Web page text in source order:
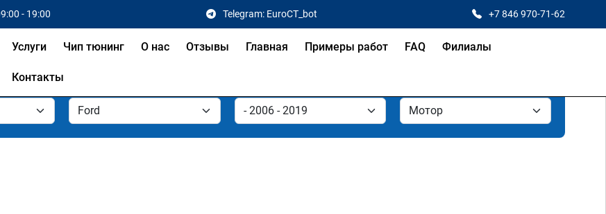
- 19:00 Telegram: EuroCT_bot +7 846 970-71-62
Услуги Чип тюнинг О нас Отзывы Главная Примеры работ FAQ Филиалы
Контакты